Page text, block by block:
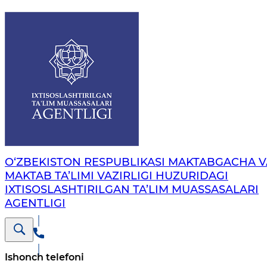
O‘ZBEKISTON RESPUBLIKASI MAKTABGACHA
MAKTAB TA’LIMI VAZIRLIGI HUZURIDAGI
IXTISOSLASHTIRILGAN TA’LIM MUASSASALARI
AGENTLIGI
Ishonch telefoni